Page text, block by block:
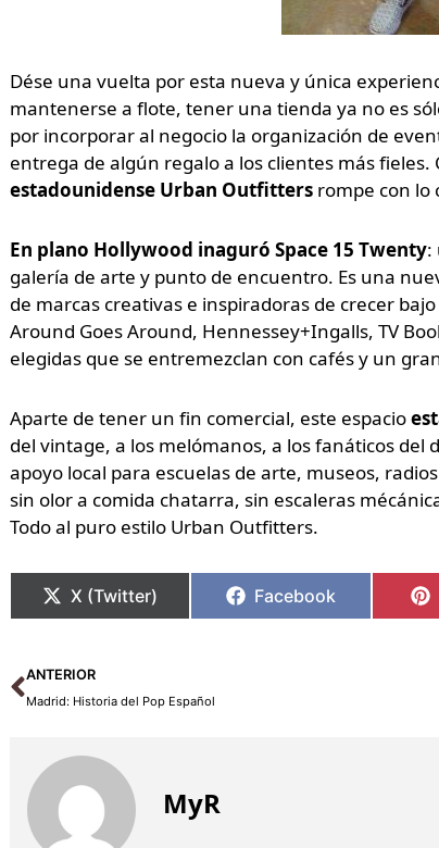
Dése una vuelta por esta nueva y única
mantenerse a flote, tener una tienda ya no es
por incorporar al negocio la organización de
entrega de algún regalo a los clientes más
estadounidense Urban Outfittersrompe con lo
En plano Hollywood inaguró Space 15 Twenty:
galería de arte y punto de encuentro. Es una
de marcas creativas e inspiradoras de crecer
Around Goes Around, Hennessey+Ingalls, TV
elegidas que se entremezclan con cafés y un
Aparte de tener un fin comercial, este espacio
del vintage, a los melómanos, a los fanáticos del
apoyo local para escuelas de arte, museos,
sin olor a comida chatarra, sin escaleras
Todo al puro estilo Urban Outfitters.
X (Twitter) Facebook
Ant
ANTERIOR
Madrid: Historia del Pop Español
MyR